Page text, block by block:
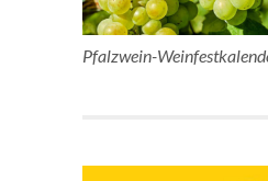
Pfalzwein-